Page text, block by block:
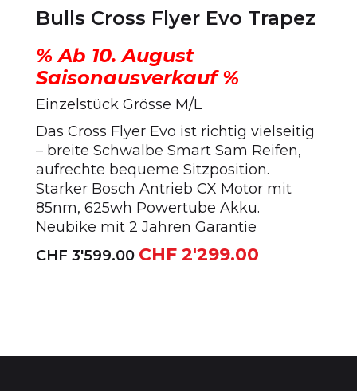
Bulls Cross Flyer Evo Trapez
% Ab 10. August
Saisonausverkauf %
Einzelstück Grösse M/L
Das Cross Flyer Evo ist richtig vielseitig
– breite Schwalbe Smart Sam Reifen,
aufrechte bequeme Sitzposition.
Starker Bosch Antrieb CX Motor mit
85nm, 625wh Powertube Akku.
Neubike mit 2 Jahren Garantie
CHF3'599.00 Ursprünglicher
CHF2'299.00Aktueller